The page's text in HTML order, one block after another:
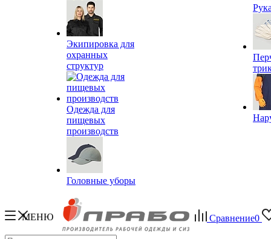
Экипировка для
охранных
структур
Одежда для
пищевых
производств
Головные уборы
МЕНЮ Сравнение0